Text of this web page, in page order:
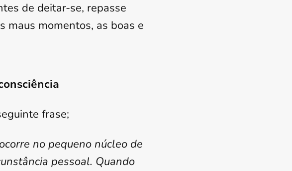
de deitar-se, repasse
maus momentos, as boas e
frase;
no pequeno núcleo de
pessoal. Quando